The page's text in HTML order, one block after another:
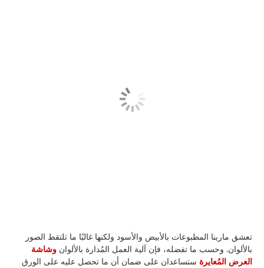
تعشق مارينا المطبوعات بالأبيض والأسود ولكنها غالبًا ما تلتقط الصور
بالألوان. وحسب ما تفضله، فإن آلية العمل المُدارة بالألوان وشاشة
العرض المُعايرة ستساعدان على ضمان أن ما تحصل عليه على الورق